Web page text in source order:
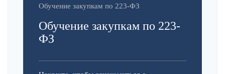
Обучение закупкам по 223-ФЗ
Обучение закупкам по 223-
ФЗ